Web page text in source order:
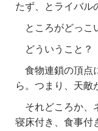
たず、とライバル
ところがどっこ
どういうこと？
食物連鎖の頂点
ら。つまり、天敵
それどころか、
寝床付き、食事付